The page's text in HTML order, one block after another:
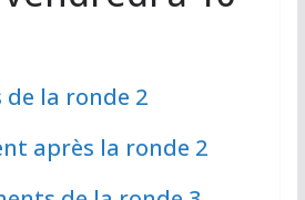
de la ronde 2
après la ronde 2